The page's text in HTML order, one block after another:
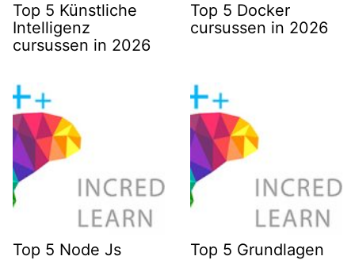
Top 5 Künstliche
Intelligenz
cursussen in 2026
Top 5 Docker
cursussen in 2026
Top 5 Node Js
Top 5 Grundlagen